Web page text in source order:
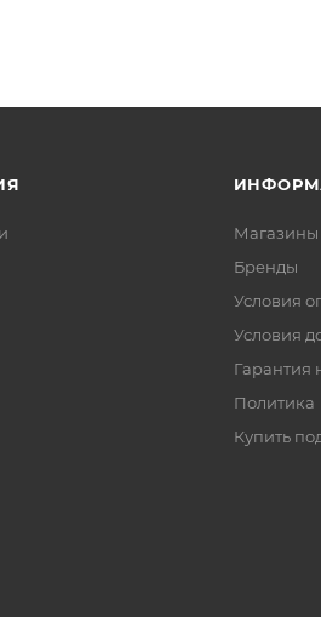
Магазины
Бренды
Условия
Условия
Гарантия
Политика
Купить